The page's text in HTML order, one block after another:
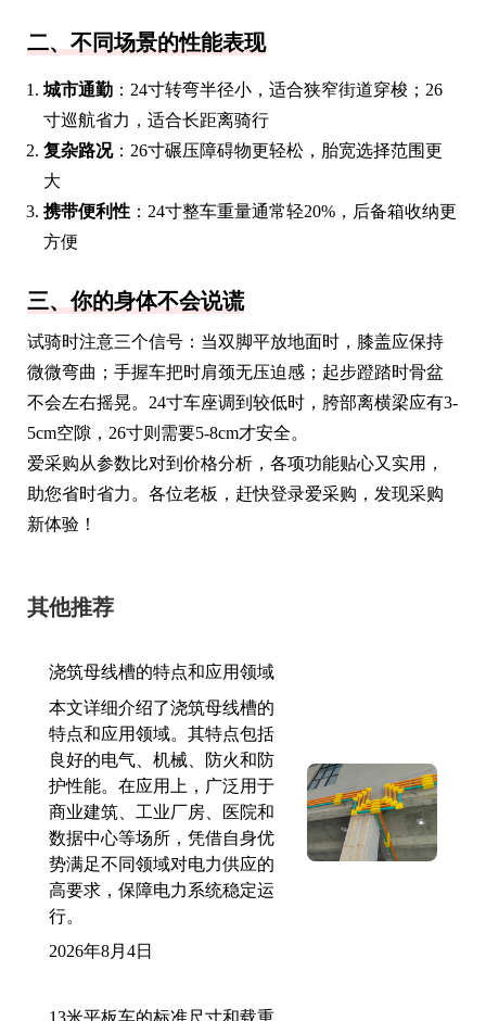
二、不同场景的性能表现
城市通勤 ：24寸转弯半径小，适合狭窄街道穿梭；26
寸巡航省力，适合长距离骑行
复杂路况：26寸碾压障碍物更轻松，胎宽选择范围更
大
携带便利性 ：24寸整车重量通常轻20%，后备箱收纳更
方便
三、你的身体不会说谎
试骑时注意三个信号：当双脚平放地面时，膝盖应保持
微微弯曲；手握车把时肩颈无压迫感；起步蹬踏时骨盆
不会左右摇晃。24寸车座调到较低时，胯部离横梁应有3-
5cm空隙，26寸则需要5-8cm才安全。
爱采购从参数比对到价格分析，各项功能贴心又实用，
助您省时省力。各位老板，赶快登录爱采购，发现采购
新体验！
其他推荐
浇筑母线槽的特点和应用领域
本文详细介绍了浇筑母线槽的
特点和应用领域。其特点包括
良好的电气、机械、防火和防
护性能。在应用上，广泛用于
商业建筑、工业厂房、医院和
数据中心等场所，凭借自身优
势满足不同领域对电力供应的
高要求，保障电力系统稳定运
行。
2026年8月4日
13米平板车的标准尺寸和载重